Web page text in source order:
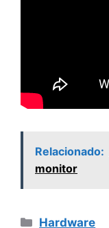
Relacionado:
monitor
Categorias
Hardware